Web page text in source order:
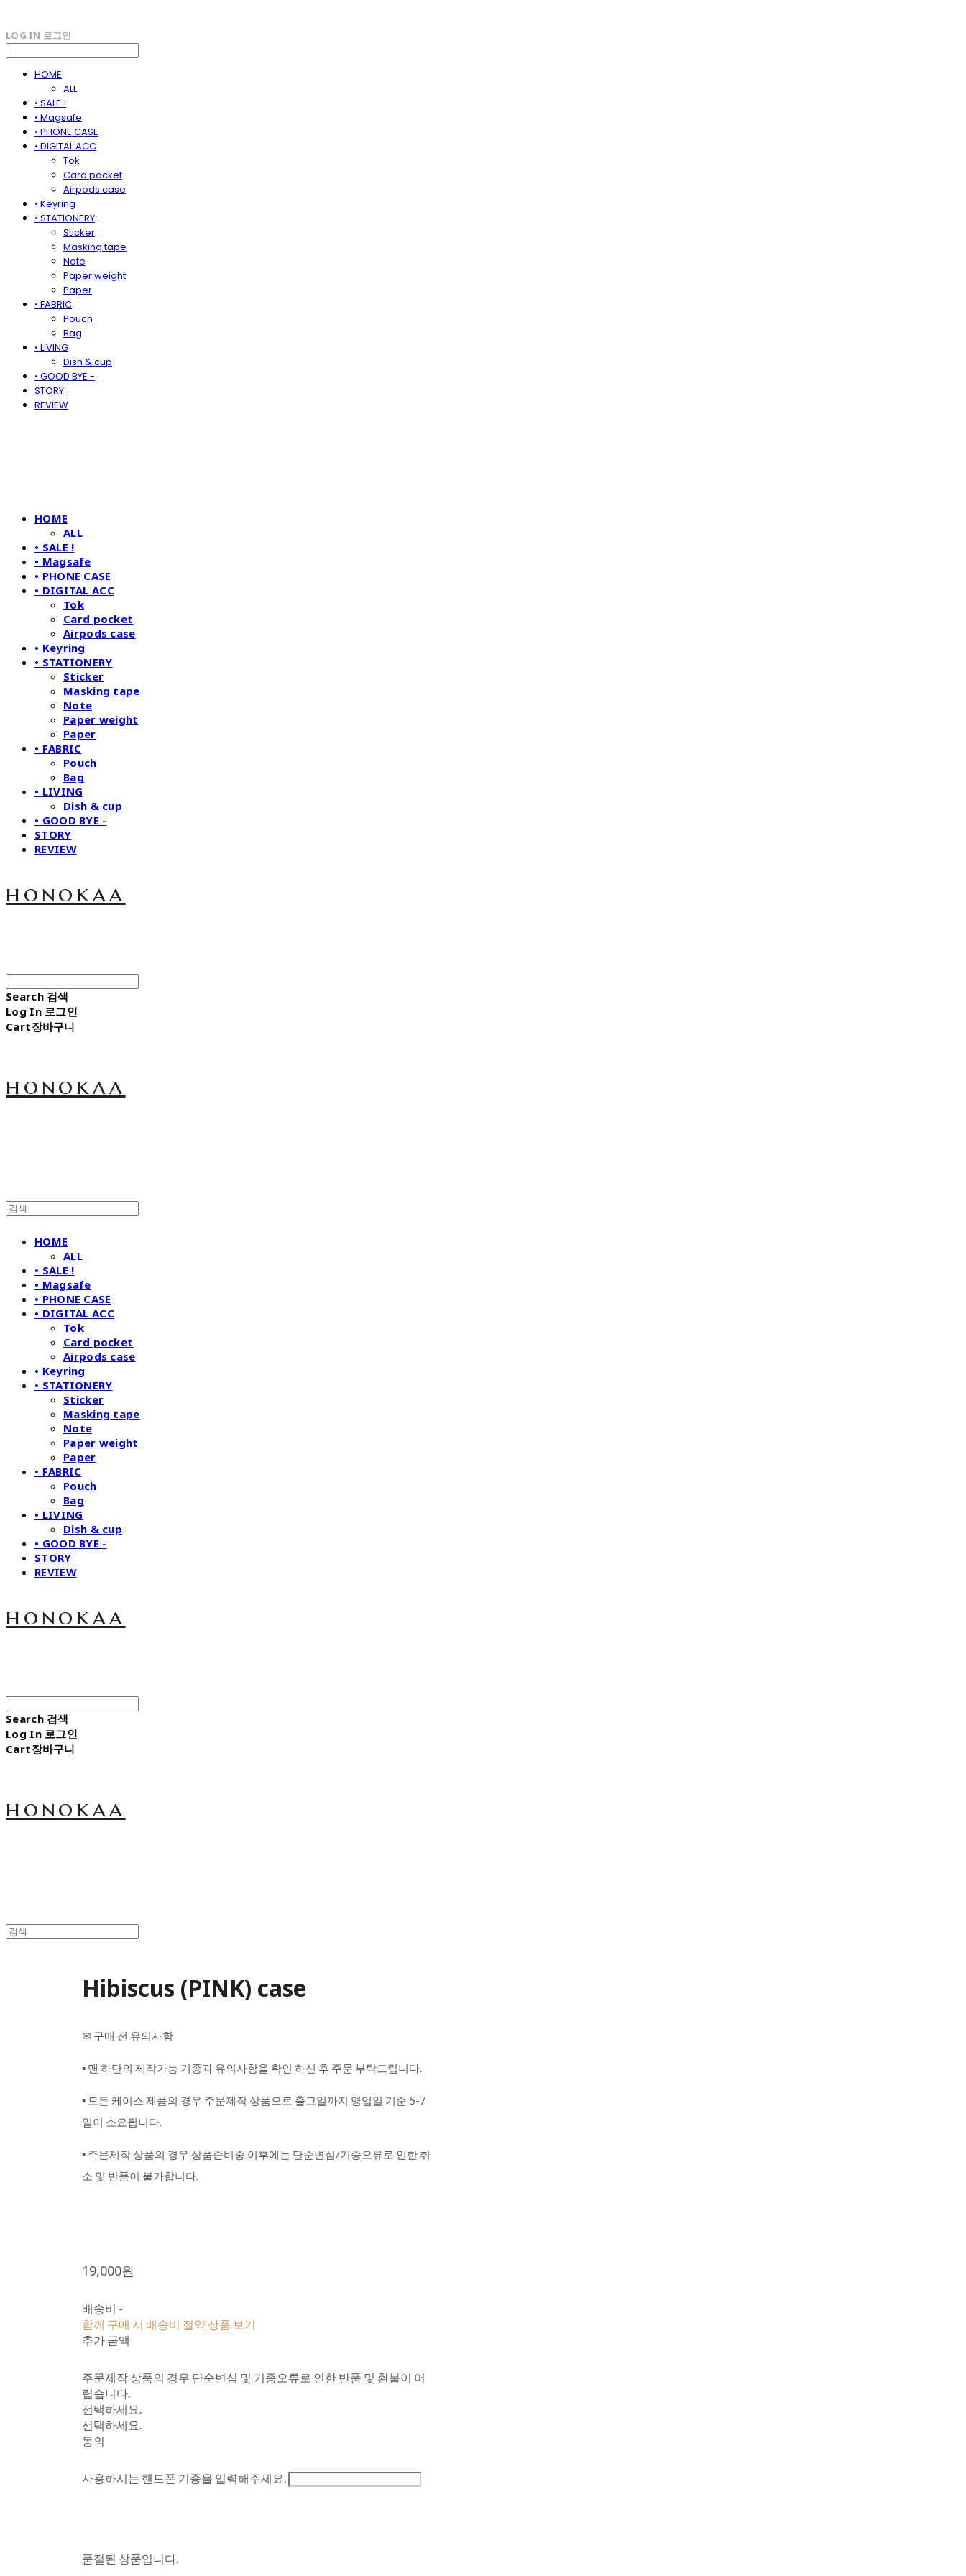
LOG IN 로그인
HOME
ALL
• SALE !
• Magsafe
• PHONE CASE
• DIGITAL ACC
Tok
Card pocket
Airpods case
• Keyring
• STATIONERY
Sticker
Masking tape
Note
Paper weight
Paper
• FABRIC
Pouch
Bag
• LIVING
Dish & cup
• GOOD BYE -
STORY
REVIEW
HOME
ALL
• SALE !
• Magsafe
• PHONE CASE
• DIGITAL ACC
Tok
Card pocket
Airpods case
• Keyring
• STATIONERY
Sticker
Masking tape
Note
Paper weight
Paper
• FABRIC
Pouch
Bag
• LIVING
Dish & cup
• GOOD BYE -
STORY
REVIEW
honokaa
Search 검색
Log In 로그인
Cart장바구니
honokaa
HOME
ALL
• SALE !
• Magsafe
• PHONE CASE
• DIGITAL ACC
Tok
Card pocket
Airpods case
• Keyring
• STATIONERY
Sticker
Masking tape
Note
Paper weight
Paper
• FABRIC
Pouch
Bag
• LIVING
Dish & cup
• GOOD BYE -
STORY
REVIEW
honokaa
Search 검색
Log In 로그인
Cart장바구니
honokaa
Hibiscus (PINK) case
✉ 구매 전 유의사항
▪ 맨 하단의 제작가능 기종과 유의사항을 확인 하신 후 주문 부탁드립니다.
▪ 모든 케이스 제품의 경우 주문제작 상품으로 출고일까지 영업일 기준 5-7
일이 소요됩니다.
▪ 주문제작 상품의 경우 상품준비중 이후에는 단순변심/기종오류로 인한 취
소 및 반품이 불가합니다.
19,000원
배송비 -
함께 구매 시 배송비 절약 상품 보기
추가 금액
주문제작 상품의 경우 단순변심 및 기종오류로 인한 반품 및 환불이 어
렵습니다.
선택하세요.
선택하세요.
동의
사용하시는 핸드폰 기종을 입력해주세요.
품절된 상품입니다.